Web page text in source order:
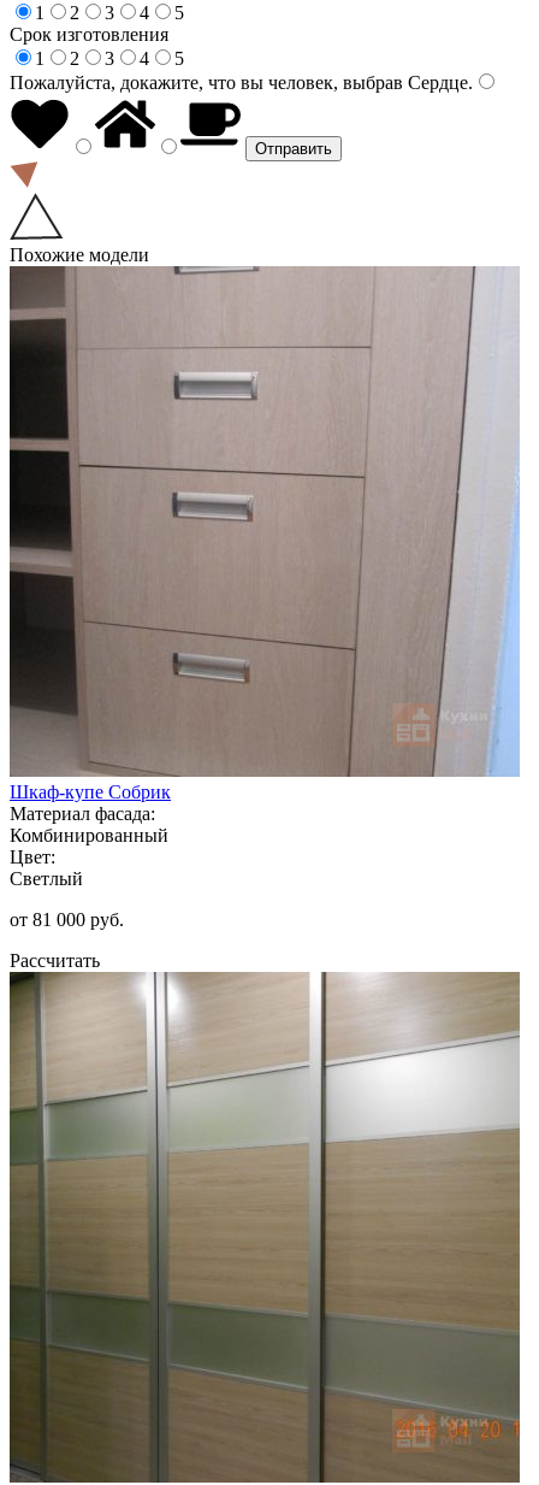
1
2 3 4
5
Срок изготовления
1
2 3 4
5
Пожалуйста, докажите, что вы человек, выбрав Сердце.
Похожие модели
Шкаф-купе Собрик
Материал фасада:
Комбинированный
Цвет:
Светлый
от 81 000 руб.
Рассчитать